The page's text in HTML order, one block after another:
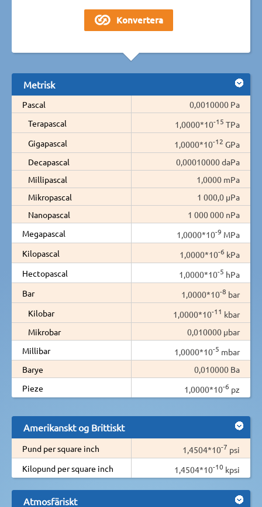
Metrisk
Pascal
0,0010000 Pa
Terapascal
1,0000*10-15 TPa
Gigapascal
1,0000*10-12 GPa
Decapascal
0,00010000 daPa
Millipascal
1,0000 mPa
Mikropascal
1 000,0 µPa
Nanopascal
1 000 000 nPa
Megapascal
1,0000*10-9 MPa
Kilopascal
1,0000*10-6 kPa
Hectopascal
1,0000*10-5 hPa
Bar
1,0000*10-8 bar
Kilobar
1,0000*10-11 kbar
Mikrobar
0,010000 µbar
Millibar
1,0000*10-5 mbar
Barye
0,010000 Ba
Pieze
1,0000*10-6 pz
Amerikanskt og Brittiskt
Pund per square inch 1,4504*10-7 psi
Kilopund per square inch
1,4504*10-10 kpsi
Atmosfäriskt